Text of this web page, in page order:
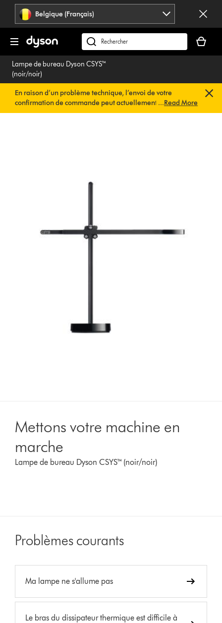
Sauter
pages
Belgique (Français)
Rechercher
des
produits
panier
est
Lampe de bureau Dyson CSYS™
(noir/noir)
En raison d’un problème technique, l’envoi de votre
confirmation de commande peut actuellement être
retardé. Nous travaillons déjà à une solution rapide.Vous
...Read More
Mettons votre machine en
marche
Lampe de bureau Dyson CSYS™ (noir/noir)
Problèmes courants
Ma lampe ne s'allume pas
Le bras du dissipateur thermique est difficile à